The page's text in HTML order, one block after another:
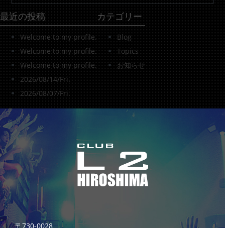
最近の投稿
Welcome to my profile.
Welcome to my profile.
Welcome to my profile.
2026/08/14/Fri.
2026/08/07/Fri.
カテゴリー
Blog
Topics
お知らせ
〒730-0028